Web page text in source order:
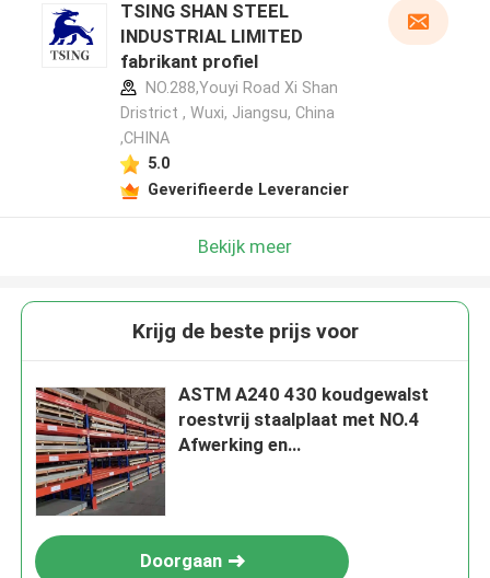
TSING SHAN STEEL
INDUSTRIAL LIMITED
fabrikant profiel
NO.288,Youyi Road Xi Shan
Dristrict , Wuxi, Jiangsu, China
,CHINA
5.0
Geverifieerde Leverancier
Bekijk meer
Krijg de beste prijs voor
ASTM A240 430 koudgewalst
roestvrij staalplaat met NO.4
Afwerking en
Doorgaan